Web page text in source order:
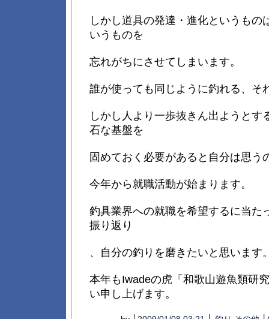
しかし道具の発達・進化というもの
いうものを
忘れがちにさせてしまいます。
誰が使っても同じように釣れる、そ
しかし人より一歩抜きん出ようとす
石な基盤を
固めておく必要があると自分は思う
今年から就職活動が始まります。
釣具業界への就職を希望するに当た
振り返り
、自分の釣りを磨きたいと思います
本年もIwadeの虎「和歌山遊魚類研
い申し上げます。